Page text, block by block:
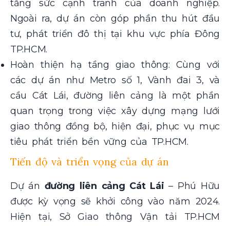
tăng sức cạnh tranh của doanh nghiệp.
Ngoài ra, dự án còn góp phần thu hút đầu
tư, phát triển đô thị tại khu vực phía Đông
TP.HCM.
Hoàn thiện hạ tầng giao thông: Cùng với
các dự án như Metro số 1, Vành đai 3, và
cầu Cát Lái, đường liên cảng là một phần
quan trọng trong việc xây dựng mạng lưới
giao thông đồng bộ, hiện đại, phục vụ mục
tiêu phát triển bền vững của TP.HCM.
Tiến độ và triển vọng của dự án
Dự án đường liên cảng Cát Lái – Phú Hữu
được kỳ vọng sẽ khởi công vào năm 2024.
Hiện tại, Sở Giao thông Vận tải TP.HCM